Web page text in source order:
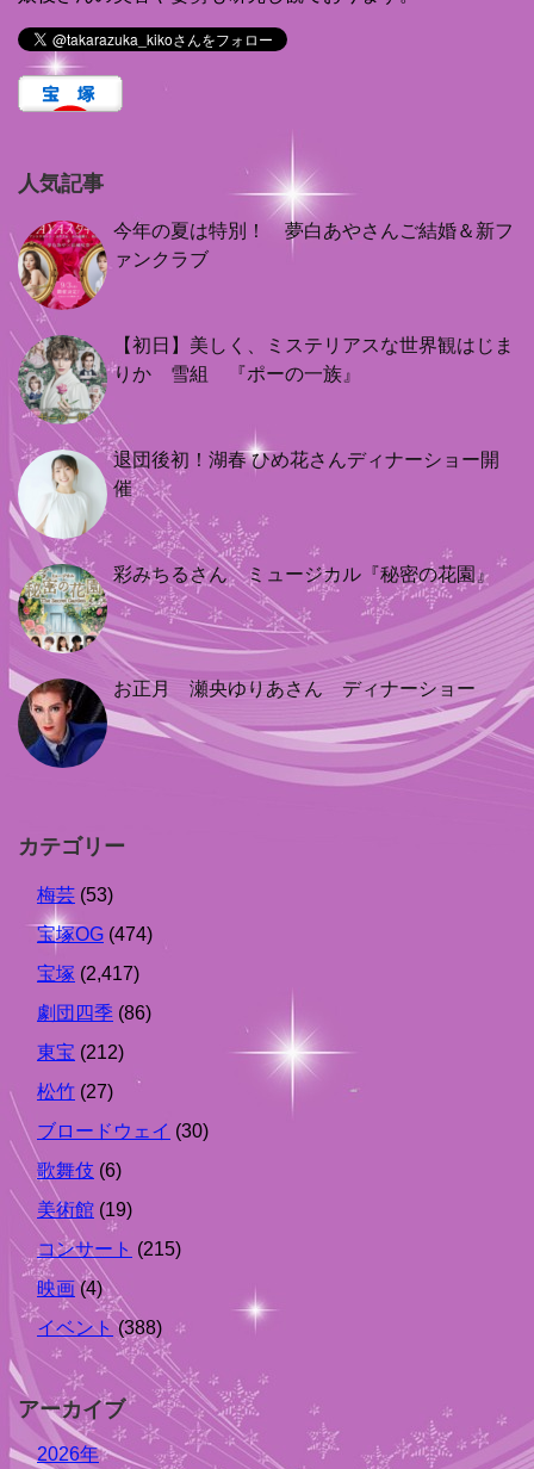
人気記事
今年の夏は特別！ 夢白あやさんご結婚＆新フ
ァンクラブ
【初日】美しく、ミステリアスな世界観はじま
りか 雪組 『ポーの一族』
退団後初！湖春 ひめ花さんディナーショー開
催
彩みちるさん ミュージカル『秘密の花園』
お正月 瀬央ゆりあさん ディナーショー
カテゴリー
梅芸 (53)
宝塚OG (474)
宝塚 (2,417)
劇団四季 (86)
東宝 (212)
松竹 (27)
ブロードウェイ (30)
歌舞伎 (6)
美術館 (19)
コンサート (215)
映画(4)
イベント(388)
アーカイブ
2026年